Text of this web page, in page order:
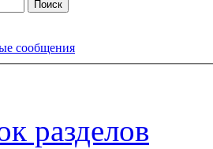
сообщения
разделов